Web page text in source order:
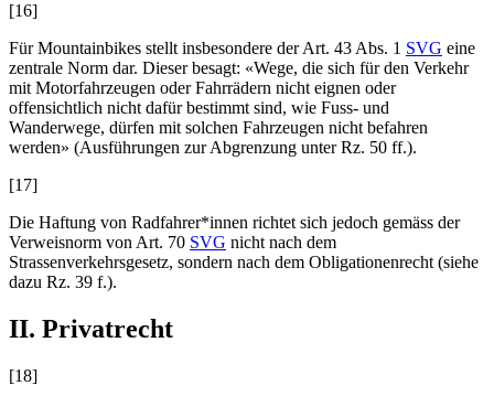
[16]
Für Mountainbikes stellt insbesondere der Art. 43 Abs. 1 SVG eine
zentrale Norm dar. Dieser besagt: «Wege, die sich für den Verkehr
mit Motorfahrzeugen oder Fahrrädern nicht eignen oder
offensichtlich nicht dafür bestimmt sind, wie Fuss- und
Wanderwege, dürfen mit solchen Fahrzeugen nicht befahren
werden» (Ausführungen zur Abgrenzung unter Rz. 50 ff.).
[17]
Die Haftung von Radfahrer*innen richtet sich jedoch gemäss der
Verweisnorm von Art. 70 SVG nicht nach dem
Strassenverkehrsgesetz, sondern nach dem Obligationenrecht (siehe
dazu Rz. 39 f.).
II. Privatrecht
[18]